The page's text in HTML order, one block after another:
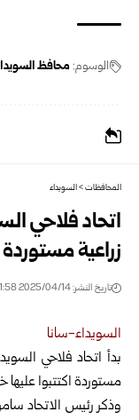
الوسوم: محافظ
المحافظات>السويداء
اتحاد فلاحي
زراعية مستوردة
تاريخ النشر: 2025/04/14 11:58 صباحًا
السويداء-سانا
بدأ اتحاد فلاحي
مستوردة اكتتبوا عليها
وذكر رئيس الاتحاد